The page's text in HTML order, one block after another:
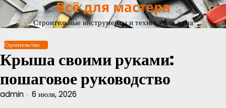
Перейти
содержимому
Всё для мастера
Строительные инструменты и техника для дома
Строительство
Крыша своими руками:
пошаговое руководство
admin 6 июля, 2026